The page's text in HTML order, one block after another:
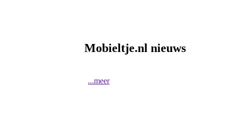
Mobieltje.nl nieuws
...meer